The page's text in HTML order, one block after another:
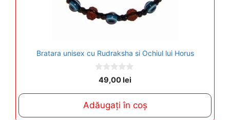
Bratara unisex cu Rudraksha si Ochiul lui Horus
o
o
49,00lei
Adăugați în coș